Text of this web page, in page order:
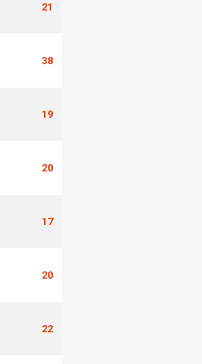
21
38
19
20
17
20
22